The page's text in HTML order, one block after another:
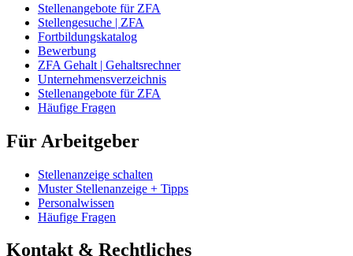
Stellenangebote für ZFA
Stellengesuche | ZFA
Fortbildungskatalog
Bewerbung
ZFA Gehalt | Gehaltsrechner
Unternehmensverzeichnis
Stellenangebote für ZFA
Häufige Fragen
Für Arbeitgeber
Stellenanzeige schalten
Muster Stellenanzeige + Tipps
Personalwissen
Häufige Fragen
Kontakt & Rechtliches